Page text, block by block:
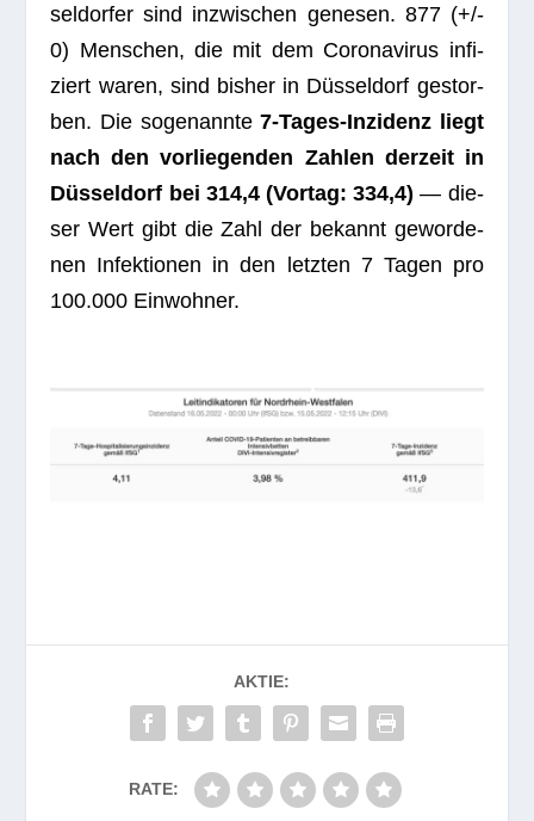
sel­dor­fer sind inzwi­schen gene­sen. 877 (+/-
0) Men­schen, die mit dem Coro­na­vi­rus infi­
ziert waren, sind bis­her in Düs­sel­dorf gestor­
ben. Die soge­nannte7‑Ta­ges-Inzi­denz liegt
nach den vor­lie­gen­den Zah­len der­zeit in
Düs­sel­dorf bei 314,4 (Vor­tag: 334,4) — die­
ser Wert gibt die Zahl der bekannt gewor­de­
nen Infek­tio­nen in den letz­ten 7 Tagen pro
100.000 Einwohner.
AKTIE:
RATE: